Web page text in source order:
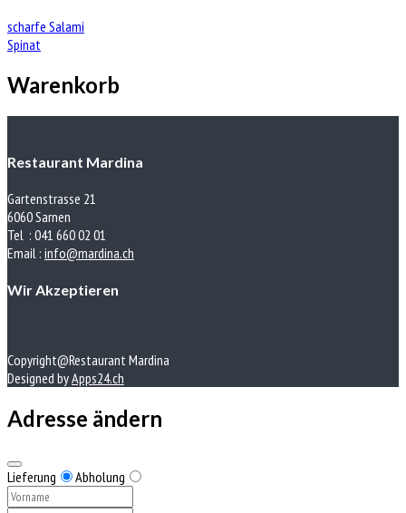
Beitrags-
Navigation
scharfe Salami
Spinat
Warenkorb
Restaurant Mardina
Gartenstrasse 21
6060 Sarnen
Tel : 041 660 02 01
Email : info@mardina.ch
Wir Akzeptieren
Copyright@Restaurant Mardina
Designed byApps24.ch
Adresse ändern
Lieferung Abholung